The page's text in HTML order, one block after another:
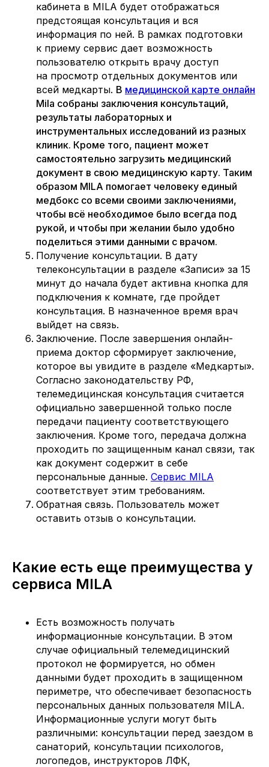
кабинета в MILA будет отображаться
предстоящая консультация и вся
информация по ней. В рамках подготовки
к приему сервис дает возможность
пользователю открыть врачу доступ
на просмотр отдельных документов или
всей медкарты. В медицинской карте онлайн
Mila собраны заключения консультаций,
результаты лабораторных и
инструментальных исследований из разных
клиник. Кроме того, пациент может
самостоятельно загрузить медицинский
документ в свою медицинскую карту. Таким
образом MILA помогает человеку единый
медбокс со всеми своими заключениями,
чтобы всё необходимое было всегда под
рукой, и чтобы при желании было удобно
поделиться этими данными с врачом.
Получение консультации. В дату
телеконсультации в разделе «Записи» за 15
минут до начала будет активна кнопка для
подключения к комнате, где пройдет
консультация. В назначенное время врач
выйдет на связь.
Заключение. После завершения онлайн-
приема доктор сформирует заключение,
которое вы увидите в разделе «Медкарты».
Согласно законодательству РФ,
телемедицинская консультация считается
официально завершенной только после
передачи пациенту соответствующего
заключения. Кроме того, передача должна
проходить по защищенным канал связи, так
как документ содержит в себе
персональные данные. Сервис MILA
соответствует этим требованиям.
Обратная связь. Пользователь может
оставить отзыв о консультации.
Какие есть еще преимущества у
сервиса MILA
Есть возможность получать
информационные консультации. В этом
случае официальный телемедицинский
протокол не формируется, но обмен
данными будет проходить в защищенном
периметре, что обеспечивает безопасность
персональных данных пользователя MILA.
Информационные услуги могут быть
различными: консультации перед заездом в
санаторий, консультации психологов,
логопедов, инструкторов ЛФК,